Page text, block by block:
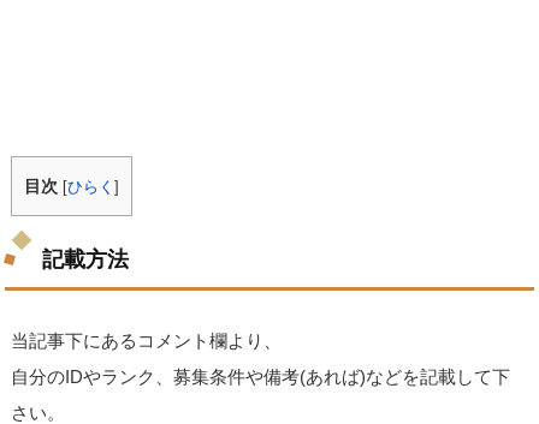
目次 [ひらく]
記載方法
当記事下にあるコメント欄より、
自分のIDやランク、募集条件や備考(あれば)などを記載して下
さい。